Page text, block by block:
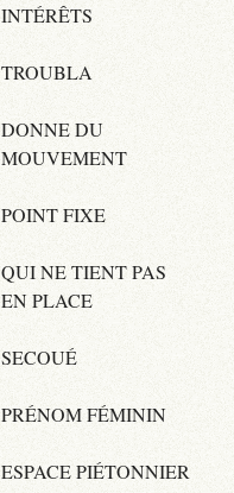
INTÉRÊTS
TROUBLA
DONNE DU
MOUVEMENT
POINT FIXE
QUI NE TIENT PAS
EN PLACE
SECOUÉ
PRÉNOM FÉMININ
ESPACE PIÉTONNIER